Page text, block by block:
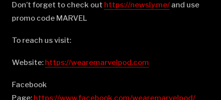
Don’t forget to check out ⁠⁠⁠⁠⁠⁠⁠⁠⁠⁠⁠⁠⁠⁠⁠⁠⁠⁠⁠⁠⁠⁠⁠⁠⁠⁠⁠⁠⁠⁠⁠⁠⁠⁠⁠⁠⁠⁠⁠⁠⁠⁠⁠⁠⁠⁠⁠⁠⁠⁠⁠⁠⁠⁠⁠⁠⁠⁠⁠⁠⁠https://newsly.me/⁠⁠⁠⁠⁠⁠⁠⁠⁠⁠⁠⁠⁠⁠⁠⁠⁠⁠⁠⁠⁠⁠⁠⁠⁠⁠⁠⁠⁠⁠⁠⁠⁠⁠⁠⁠⁠⁠⁠⁠⁠⁠⁠⁠⁠⁠⁠⁠⁠⁠⁠⁠⁠⁠⁠⁠⁠⁠⁠⁠⁠ and use
promo code MARVEL
To reach us visit:
Website: ⁠⁠⁠⁠⁠⁠⁠⁠⁠⁠⁠⁠⁠⁠⁠⁠⁠⁠⁠⁠⁠⁠⁠⁠⁠⁠⁠⁠⁠⁠⁠⁠⁠⁠⁠⁠⁠⁠⁠⁠⁠⁠⁠⁠⁠⁠⁠⁠⁠⁠⁠⁠⁠⁠⁠⁠⁠⁠⁠⁠⁠https://wearemarvelpod.com⁠⁠⁠⁠⁠⁠⁠⁠⁠⁠⁠⁠⁠⁠⁠⁠⁠⁠⁠⁠⁠⁠⁠⁠⁠⁠⁠⁠⁠⁠⁠⁠⁠⁠⁠⁠⁠⁠⁠⁠⁠⁠⁠⁠⁠⁠⁠⁠⁠⁠⁠⁠⁠⁠⁠⁠⁠⁠⁠⁠⁠
Facebook
Page: ⁠⁠⁠⁠⁠⁠⁠⁠⁠⁠⁠⁠⁠⁠⁠⁠⁠⁠⁠⁠⁠⁠⁠⁠⁠⁠⁠⁠⁠⁠⁠⁠⁠⁠⁠⁠⁠⁠⁠⁠⁠⁠⁠⁠⁠⁠⁠⁠⁠⁠⁠⁠⁠⁠⁠⁠⁠⁠⁠⁠⁠https://www.facebook.com/wearemarvelpod/⁠⁠⁠⁠⁠⁠⁠⁠⁠⁠⁠⁠⁠⁠⁠⁠⁠⁠⁠⁠⁠⁠⁠⁠⁠⁠⁠⁠⁠⁠⁠⁠⁠⁠⁠⁠⁠⁠⁠⁠⁠⁠⁠⁠⁠⁠⁠⁠⁠⁠⁠⁠⁠⁠⁠⁠⁠⁠⁠⁠⁠